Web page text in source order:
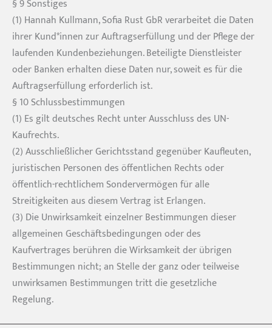
§ 9 Sonstiges
(1) Hannah Kullmann, Sofia Rust GbR verarbeitet die Daten
ihrer Kund*innen zur Auftragserfüllung und der Pflege der
laufenden Kundenbeziehungen. Beteiligte Dienstleister
oder Banken erhalten diese Daten nur, soweit es für die
Auftragserfüllung erforderlich ist.
§ 10 Schlussbestimmungen
(1) Es gilt deutsches Recht unter Ausschluss des UN-
Kaufrechts.
(2) Ausschließlicher Gerichtsstand gegenüber Kaufleuten,
juristischen Personen des öffentlichen Rechts oder
öffentlich-rechtlichem Sondervermögen für alle
Streitigkeiten aus diesem Vertrag ist Erlangen.
(3) Die Unwirksamkeit einzelner Bestimmungen dieser
allgemeinen Geschäftsbedingungen oder des
Kaufvertrages berühren die Wirksamkeit der übrigen
Bestimmungen nicht; an Stelle der ganz oder teilweise
unwirksamen Bestimmungen tritt die gesetzliche
Regelung.